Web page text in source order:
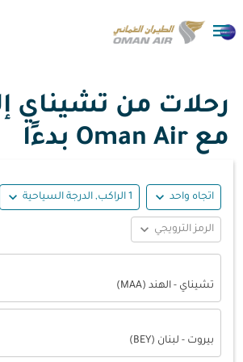

رحلات من تشيناي
مع Oman Air بدءًا
اتجاه واحد expand_more 1 الراكب, الدرجة السياحية expand_more
الرمز الترويجي expand_more
تشيناي - الهند (MAA)
بيروت - لبنان (BEY)